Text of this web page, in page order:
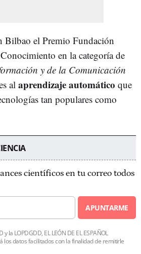
Bilbao el Premio Fundación
en la categoría de
y de la Comunicación
al aprendizaje automático que
tan populares como
científicos en tu correo todos
APUNTARME
la LOPDGDD, EL LEÓN DE EL ESPAÑOL
los datos facilitados con la finalidad de remitirle